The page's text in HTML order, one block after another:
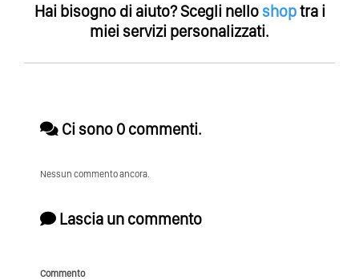
Hai bisogno di aiuto?Scegli nello shoptra i
miei servizi personalizzati.
Ci sono 0 commenti.
Nessun commento ancora.
Lascia un commento
Commento